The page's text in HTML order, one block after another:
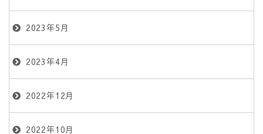
2023年5月
2023年4月
2022年12月
2022年10月